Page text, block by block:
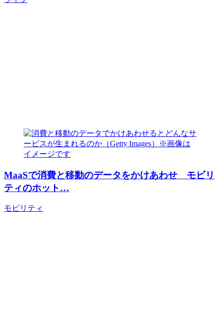
MaaSで消費と移動のデータをかけあわせ モビリ
ティのホット…
モビリティ